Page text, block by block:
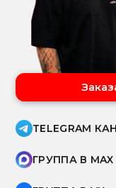
TELEGRAM
ГРУППА В MAX